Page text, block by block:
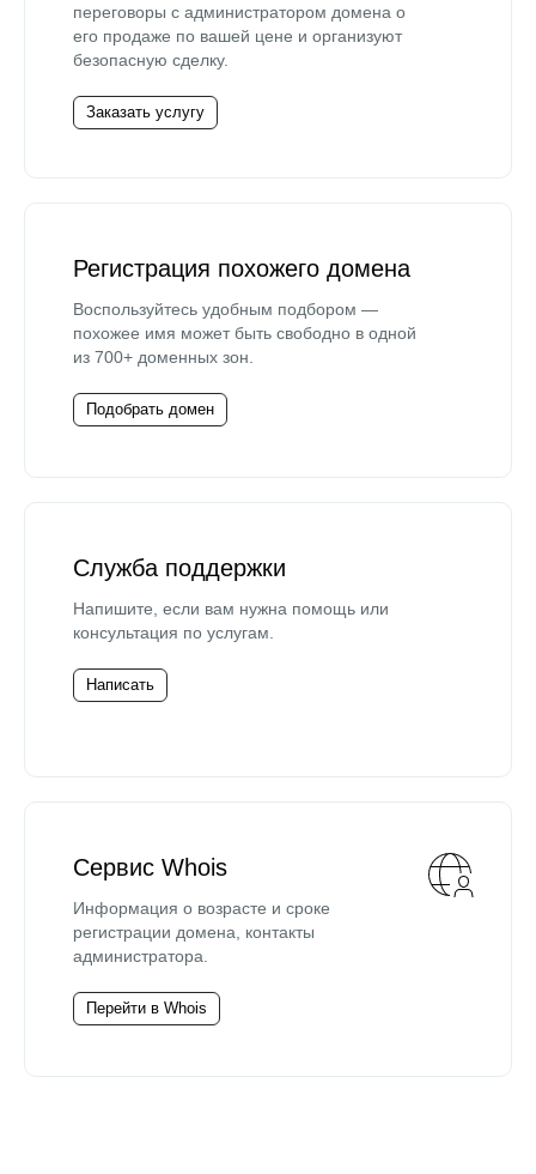
переговоры с администратором домена о
его продаже по вашей цене и организуют
безопасную сделку.
Заказать услугу
Регистрация похожего домена
Воспользуйтесь удобным подбором —
похожее имя может быть свободно в одной
из 700+ доменных зон.
Подобрать домен
Служба поддержки
Напишите, если вам нужна помощь или
консультация по услугам.
Написать
Сервис Whois
Информация о возрасте и сроке
регистрации домена, контакты
администратора.
Перейти в Whois